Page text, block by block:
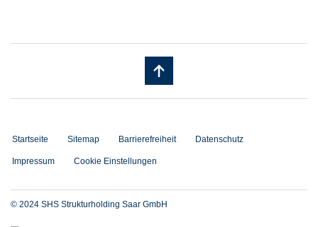
Startseite Sitemap Barrierefreiheit Datenschutz
Impressum Cookie Einstellungen
© 2024 SHS Strukturholding Saar GmbH